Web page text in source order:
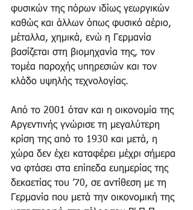
φυσικών της πόρων ιδίως γεωργικών
καθώς και άλλων όπως φυσικό αέριο,
μέταλλα, χημικά, ενώ η Γερμανία
βασίζεται στη βιομηχανία της, τον
τομέα παροχής υπηρεσιών και τον
κλάδο υψηλής τεχνολογίας.
Από το 2001 όταν και η οικονομία της
Αργεντινής γνώρισε τη μεγαλύτερη
κρίση της από το 1930 και μετά, η
χώρα δεν έχει καταφέρει μέχρι σήμερα
να φτάσει στα επίπεδα ευημερίας της
δεκαετίας του ’70, σε αντίθεση με τη
Γερμανία που μετά την οικονομική της